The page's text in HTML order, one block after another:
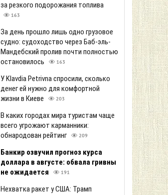
за резкого подорожания топлива
163
За день прошло лишь одно грузовое
судно: судоходство через Баб-эль-
Мандебский пролив почти полностью
остановилось
163
У Klavdia Petrivna спросили, сколько
денег ей нужно для комфортной
жизни в Киеве
203
В каких городах мира туристам чаще
всего угрожают карманники:
обнародован рейтинг
209
Банкир озвучил прогноз курса
доллара в августе: обвала гривны
не ожидается
191
Нехватка ракет у США: Трамп